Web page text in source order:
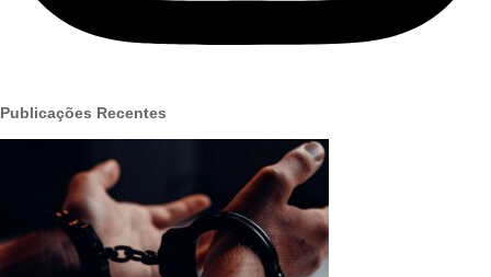
Publicações Recentes